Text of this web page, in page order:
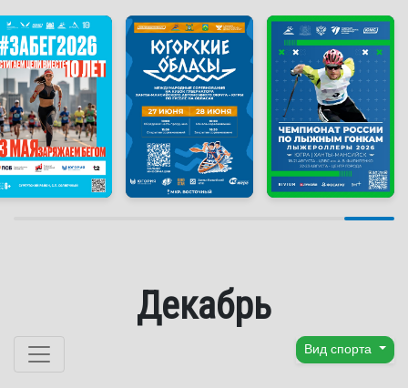
Декабрь
Перейти к содержанию Вид спорта